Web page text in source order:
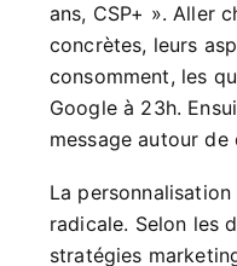
ans, CSP+ ». Aller
concrètes, leurs
consomment, les
Google à 23h.
message autour de
La
radicale. Selon les
stratégies